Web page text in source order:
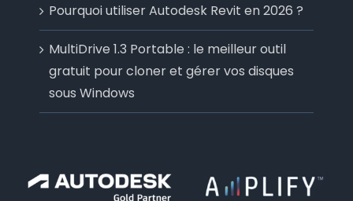
Pourquoi utiliser Autodesk Revit en 2026 ?
MultiDrive 1.3 Portable : le meilleur outil
gratuit pour cloner et gérer vos disques
sous Windows